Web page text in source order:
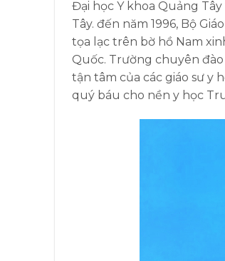
Đại học Y khoa Quảng
Tây. đến năm 1996, Bộ
tọa lạc trên bờ hồ Nam
Quốc. Trường chuyên
tận tâm của các giáo sư
quý báu cho nền y học